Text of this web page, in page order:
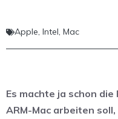
Apple, Intel, Mac
Es machte ja schon
ARM-Mac arbeiten